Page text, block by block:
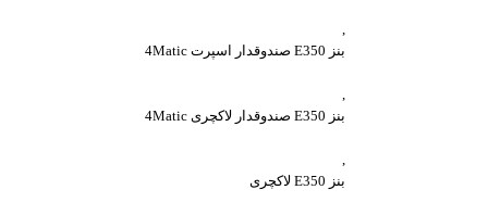
,
بنز E350 صندوقدار اسپرت 4Matic
,
بنز E350 صندوقدار لاکچری 4Matic
,
بنز E350 لاکچری